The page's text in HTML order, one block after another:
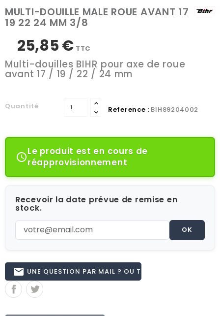
MULTI-DOUILLE MALE ROUE AVANT 17
19 22 24 MM 3/8
25,85 € TTC
Multi-douilles BIHR pour axe de roue
avant 17 / 19 / 22 / 24 mm
Quantité Reference : BIH89204002
Le produit est en cours de
réapprovisionnement
Recevoir la date prévue de remise en
stock.
OK
email UNE QUESTION PAR MAIL ? OU TÉL 02.51.62.16.59